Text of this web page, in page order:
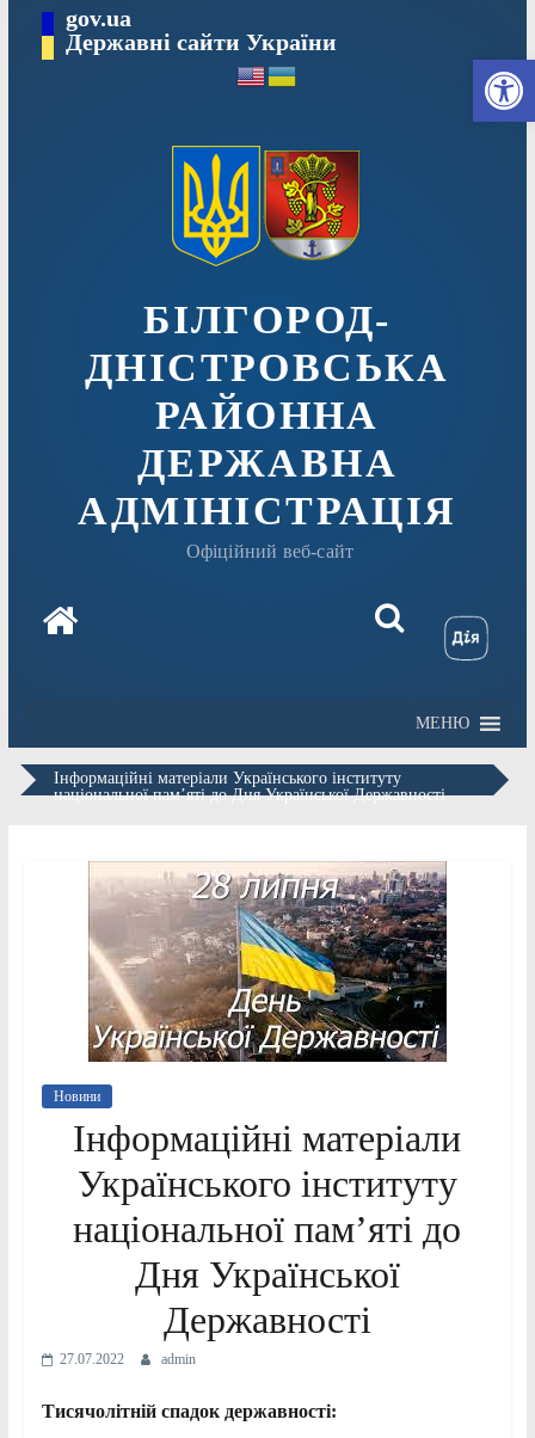
вмісту
gov.ua
Державні сайти України
БІЛГОРОД-
ДНІСТРОВСЬКА
РАЙОННА
ДЕРЖАВНА
АДМІНІСТРАЦІЯ
Офіційний веб-сайт
МЕНЮ
Інформаційні матеріали Українського інституту
національної пам’яті до Дня Української Державності
Новини
Інформаційні матеріали
Українського інституту
національної пам’яті до
Дня Української
Державності
27.07.2022 admin
Тисячолітній спадок державності: